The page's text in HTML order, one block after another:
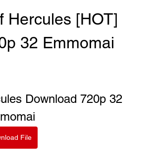
Hercules [HOT]
32 Emmomai
Download 720p 32
File